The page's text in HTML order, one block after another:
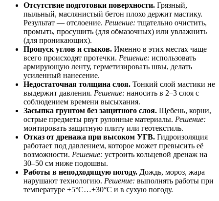
Отсутствие подготовки поверхности. Грязный,
пыльный, маслянистый бетон плохо держит мастику.
Результат — отслоение. Решение: тщательно очистить,
промыть, просушить (для обмазочных) или увлажнить
(для проникающих).
Пропуск углов и стыков. Именно в этих местах чаще
всего происходят протечки. Решение: использовать
армирующую ленту, герметизировать швы, делать
усиленный нанесение.
Недостаточная толщина слоя. Тонкий слой мастики не
выдержит давления. Решение: наносить в 2–3 слоя с
соблюдением времени высыхания.
Засыпка грунтом без защитного слоя. Щебень, корни,
острые предметы рвут рулонные материалы. Решение:
монтировать защитную плиту или геотекстиль.
Отказ от дренажа при высоком УГВ. Гидроизоляция
работает под давлением, которое может превысить её
возможности. Решение: устроить кольцевой дренаж на
30–50 см ниже подошвы.
Работы в неподходящую погоду. Дождь, мороз, жара
нарушают технологию. Решение: выполнять работы при
температуре +5°C…+30°C и в сухую погоду.